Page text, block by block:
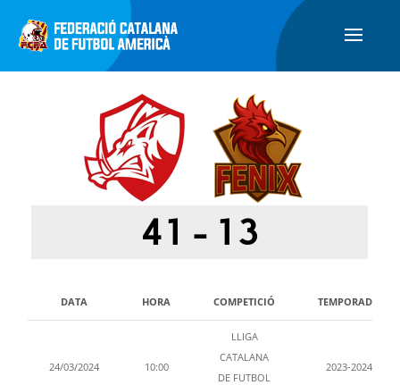
41 - 13
DATA HORA COMPETICIÓ TEMPORADA
24/03/2024 10:00
LLIGA
CATALANA
DE FUTBOL
2023-2024